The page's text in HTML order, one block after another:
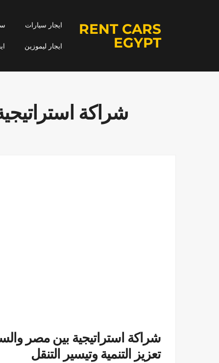
RENT CARS
EGYPT
ايجار سيارات
ايجار ليموزين
شراكة
شراكة استراتيجية بين مصر
تعزيز التنمية وتيسير التنقل